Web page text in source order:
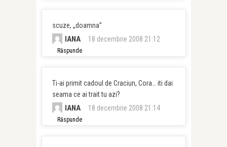
scuze, „doamna”
IANA 18 decembrie 2008 21:12
Răspunde
Ti-ai primit cadoul de Craciun, Cora… iti dai
seama ce ai trait tu azi?
IANA 18 decembrie 2008 21:14
Răspunde